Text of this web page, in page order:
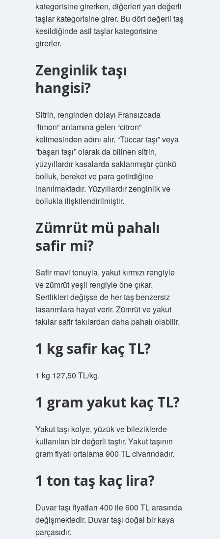
kategorisine girerken, diğerleri yarı değerli
taşlar kategorisine girer. Bu dört değerli taş
kesildiğinde asil taşlar kategorisine
girerler.
Zenginlik taşı
hangisi?
Sitrin, renginden dolayı Fransızcada
“limon” anlamına gelen “citron”
kelimesinden adını alır. “Tüccar taşı” veya
“başarı taşı” olarak da bilinen sitrin,
yüzyıllardır kasalarda saklanmıştır çünkü
bolluk, bereket ve para getirdiğine
inanılmaktadır. Yüzyıllardır zenginlik ve
bollukla ilişkilendirilmiştir.
Zümrüt mü pahalı
safir mi?
Safir mavi tonuyla, yakut kırmızı rengiyle
ve zümrüt yeşil rengiyle öne çıkar.
Sertlikleri değişse de her taş benzersiz
tasarımlara hayat verir. Zümrüt ve yakut
takılar safir takılardan daha pahalı olabilir.
1 kg safir kaç TL?
1 kg 127,50 TL/kg.
1 gram yakut kaç TL?
Yakut taşı kolye, yüzük ve bileziklerde
kullanılan bir değerli taştır. Yakut taşının
gram fiyatı ortalama 900 TL civarındadır.
1 ton taş kaç lira?
Duvar taşı fiyatları 400 ile 600 TL arasında
değişmektedir. Duvar taşı doğal bir kaya
parçasıdır.